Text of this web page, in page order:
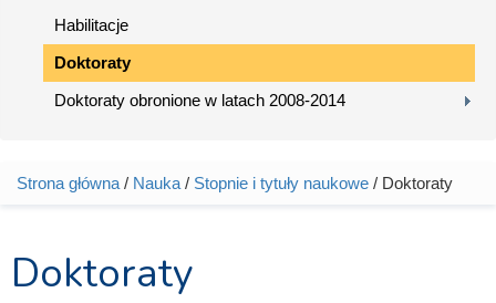
Habilitacje
Doktoraty
Doktoraty obronione w latach 2008-2014
Jesteś tutaj
Strona główna / Nauka / Stopnie i tytuły naukowe / Doktoraty
Doktoraty